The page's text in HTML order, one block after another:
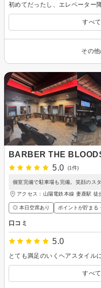
すべ
その
BARBER THE
5.0
(1件)
個室完備で駐車場も完備。笑顔のス
アクセス：山陽電鉄本線 妻鹿駅 徒
◎ 本日空席あり ポイントが貯まる
口コミ
5.0
すべ